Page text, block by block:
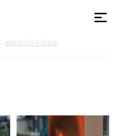
> 酚醛泡沫防火保温板